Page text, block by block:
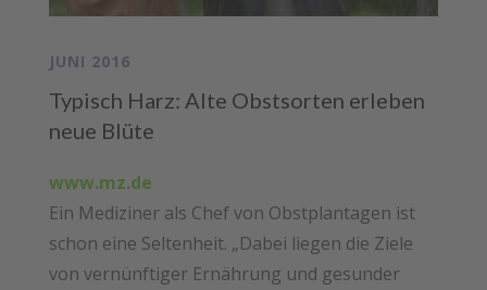
JUNI 2016
Typisch Harz: Alte Obstsorten erleben
neue Blüte
www.mz.de
Ein Mediziner als Chef von Obstplantagen ist
schon eine Seltenheit. „Dabei liegen die Ziele
von vernünftiger Ernährung und gesunder